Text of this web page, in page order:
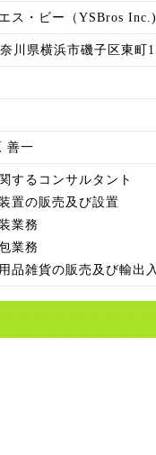
ス・ビー（YSBros Inc.)
川県横浜市磯子区東町
善一
するコンサルタント
置の販売及び設置
業務
業務
品雑貨の販売及び輸出